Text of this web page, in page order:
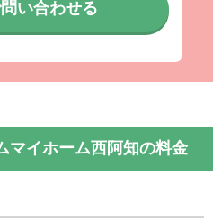
い合わせる
マイホーム西阿知の料金